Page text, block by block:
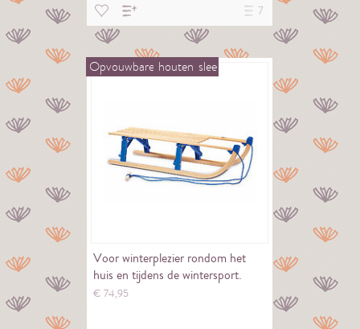
7
Opvouwbare houten slee
Voor winterplezier rondom het
huis en tijdens de wintersport.
€74,95